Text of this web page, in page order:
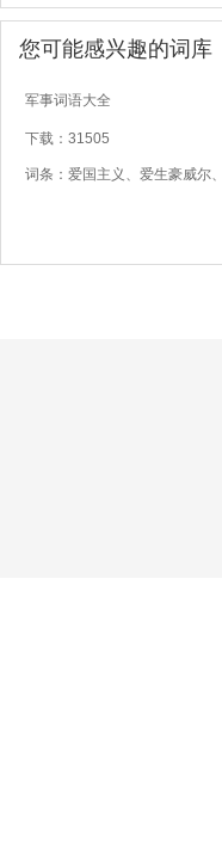
您可能感兴趣的词库
军事词语大全
下载：31505
词条：爱国主义、爱生豪威尔